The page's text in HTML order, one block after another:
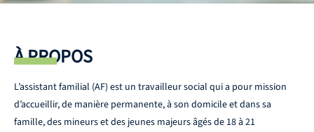
À PROPOS
L’assistant familial (AF) est un travailleur social qui a pour mission
d’accueillir, de manière permanente, à son domicile et dans sa
famille, des mineurs et des jeunes majeurs âgés de 18 à 21